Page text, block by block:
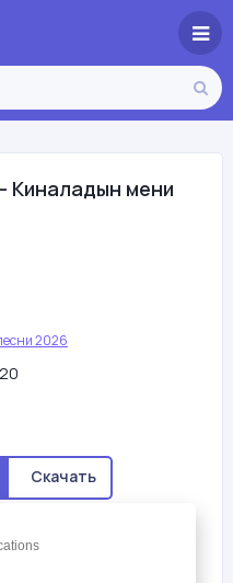
Киналадын мени
2026
Скачать